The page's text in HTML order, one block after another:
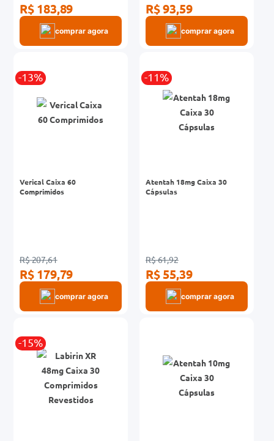
R$ 183,89
comprar agora
R$ 93,59
comprar agora
-13%
Verical Caixa 60
Comprimidos
R$ 207,61
R$ 179,79
comprar agora
-11%
Atentah 18mg Caixa 30
Cápsulas
R$ 61,92
R$ 55,39
comprar agora
-15%